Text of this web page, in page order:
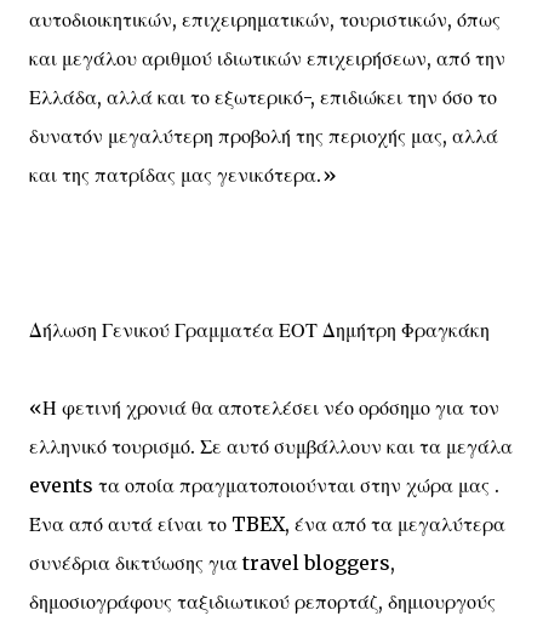
αυτοδιοικητικών, επιχειρηματικών, τουριστικών, όπως
και μεγάλου αριθμού ιδιωτικών επιχειρήσεων, από την
Ελλάδα, αλλά και το εξωτερικό-, επιδιώκει την όσο το
δυνατόν μεγαλύτερη προβολή της περιοχής μας, αλλά
και της πατρίδας μας γενικότερα.»
Δήλωση Γενικού Γραμματέα ΕΟΤ Δημήτρη Φραγκάκη
«Η φετινή χρονιά θα αποτελέσει νέο ορόσημο για τον
ελληνικό τουρισμό. Σε αυτό συμβάλλουν και τα μεγάλα
events τα οποία πραγματοποιούνται στην χώρα μας .
Ένα από αυτά είναι το TBEX, ένα από τα μεγαλύτερα
συνέδρια δικτύωσης για travel bloggers,
δημοσιογράφους ταξιδιωτικού ρεπορτάζ, δημιουργούς